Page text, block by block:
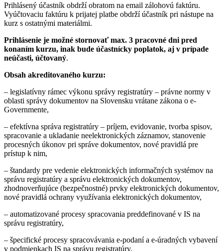
Prihlásený účastník obdrží obratom na email zálohovú faktúru.
Vyúčtovaciu faktúru k prijatej platbe obdrží účastník pri nástupe na
kurz s ostatnými materiálmi.
Prihlásenie je možné stornovať max. 3 pracovné dni pred
konaním kurzu, inak bude účastnícky poplatok, aj v prípade
neúčasti, účtovaný.
Obsah akreditovaného kurzu:
– legislatívny rámec výkonu správy registratúry – právne normy v
oblasti správy dokumentov na Slovensku vrátane zákona o e-
Governmente,
– efektívna správa registratúry – príjem, evidovanie, tvorba spisov,
spracovanie a ukladanie neelektronických záznamov, stanovenie
procesných úkonov pri správe dokumentov, nové pravidlá pre
prístup k nim,
– štandardy pre vedenie elektronických informačných systémov na
správu registratúry a správu elektronických dokumentov,
zhodnoverňujúce (bezpečnostné) prvky elektronických dokumentov,
nové pravidlá ochrany využívania elektronických dokumentov,
– automatizované procesy spracovania preddefinované v IS na
správu registratúry,
– špecifické procesy spracovávania e-podaní a e-úradných vybavení
v podmienkach IS na správu registratúry,